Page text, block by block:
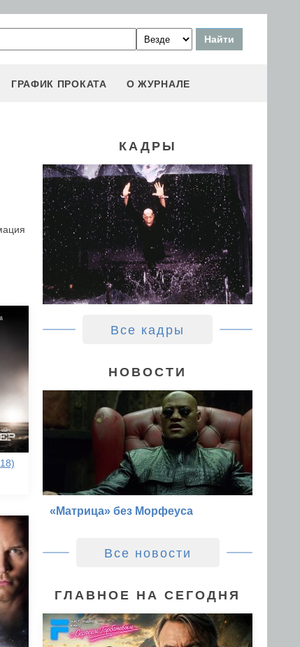
ГРАФИК ПРОКАТА О ЖУРНАЛЕ
КАДРЫ
Все кадры
НОВОСТИ
«Матрица» без Морфеуса
Все новости
ГЛАВНОЕ НА СЕГОДНЯ